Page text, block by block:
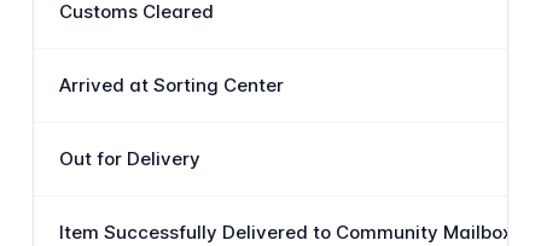
Customs Cleared
Arrived at Sorting Center
Out for Delivery
Item Successfully Delivered to Community Mailbox or